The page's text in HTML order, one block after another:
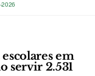
em
servir 2.531